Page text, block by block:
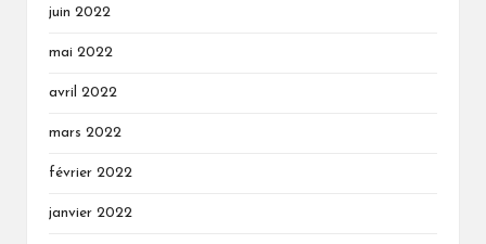
juin 2022
mai 2022
avril 2022
mars 2022
février 2022
janvier 2022